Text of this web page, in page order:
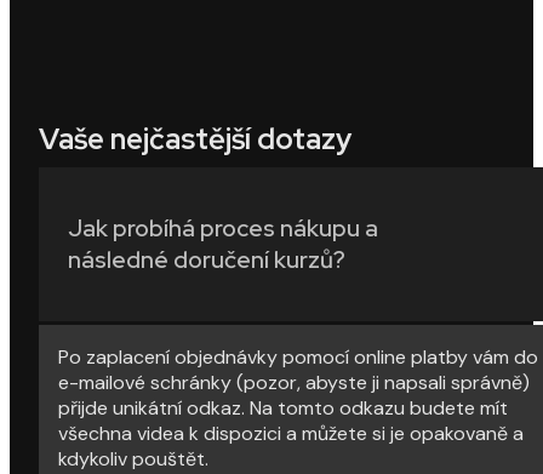
Vaše nejčastější dotazy
Jak probíhá proces nákupu a
následné doručení kurzů?
Po zaplacení objednávky pomocí online platby vám do
e-mailové schránky (pozor, abyste ji napsali správně)
přijde unikátní odkaz. Na tomto odkazu budete mít
všechna videa k dispozici a můžete si je opakovaně a
kdykoliv pouštět.